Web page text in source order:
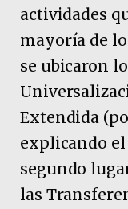
actividades
mayoría de
se ubicaron
Extendida
explicando el
segundo
las